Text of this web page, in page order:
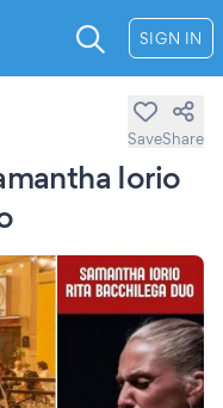
SIGN IN
Iorio
SaveShare